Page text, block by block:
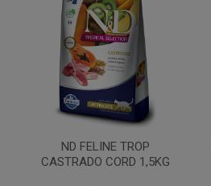
ND FELINE TROP
CASTRADO CORD 1,5KG